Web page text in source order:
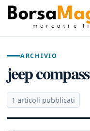
ARCHIVIO
jeep compass
1 articoli pubblicati